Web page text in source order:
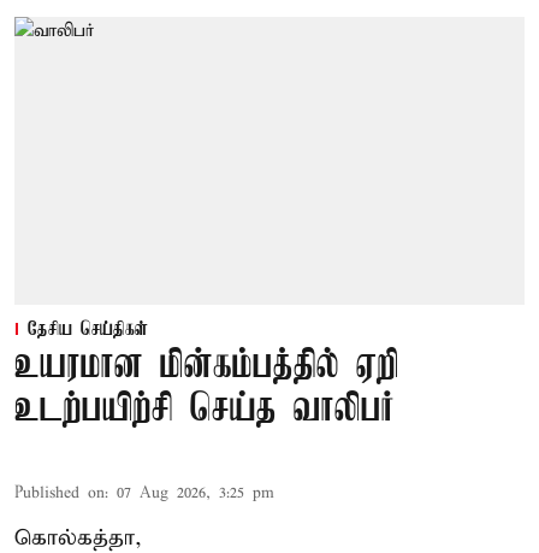
தேசிய செய்திகள்
உயரமான மின்கம்பத்தில் ஏறி
உடற்பயிற்சி செய்த வாலிபர்
Published on: 07 Aug 2026, 3:25 pm
கொல்கத்தா,